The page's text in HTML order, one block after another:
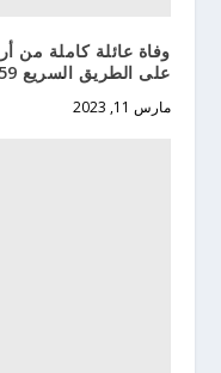
وفاة عائلة كاملة من
على الطريق السريع A59
مارس 11, 2023